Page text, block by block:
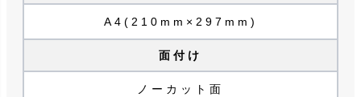
A4(210mm×297mm)
面付け
ノーカット面